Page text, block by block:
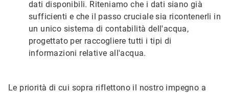
dati disponibili. Riteniamo che i dati siano già
sufficienti e che il passo cruciale sia ricontenerli in
un unico sistema di contabilità dell'acqua,
progettato per raccogliere tutti i tipi di
informazioni relative all'acqua.
Le priorità di cui sopra riflettono il nostro impegno a